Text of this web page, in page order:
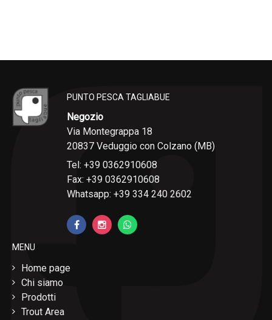
PUNTO PESCA TAGLIABUE
Negozio
Via Montegrappa 18
20837 Veduggio con Colzano (MB)
Tel: +39 0362910608
Fax: +39 0362910608
Whatsapp: +39 334 240 2602
MENU
Home page
Chi siamo
Prodotti
Trout Area